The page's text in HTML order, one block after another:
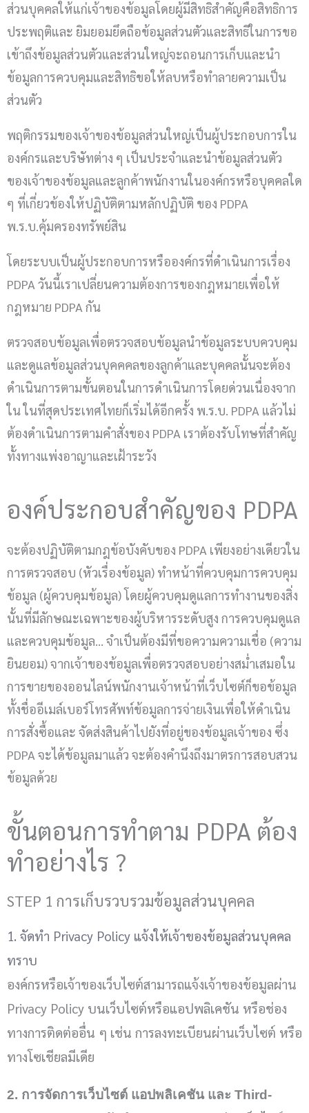
ส่วนบุคคลให้แก่เจ้าของข้อมูลโดยผู้มีสิทธิสำคัญคือสิทธิการ
ประพฤติและ ยิมยอมยึดถือข้อมูลส่วนตัวและสิทธิในการขอ
เข้าถึงข้อมูลส่วนตัวและส่วนใหญ่จะถอนการเก็บและนำ
ข้อมูลการควบคุมและสิทธิขอให้ลบหรือทำลายความเป็น
ส่วนตัว
พฤติกรรมของเจ้าของข้อมูลส่วนใหญ่เป็นผู้ประกอบการใน
องค์กรและบริษัทต่าง ๆ เป็นประจำและนำข้อมูลส่วนตัว
ของเจ้าของข้อมูลและลูกค้าพนักงานในองค์กรหรือบุคคลใด
ๆ ที่เกี่ยวข้องให้ปฏิบัติตามหลักปฏิบัติ ของ PDPA
พ.ร.บ.คุ้มครองทรัพย์สิน
โดยระบบเป็นผู้ประกอบการหรือองค์กรที่ดำเนินการเรื่อง
PDPA วันนี้เราเปลี่ยนความต้องการของกฎหมายเพื่อให้
กฎหมาย PDPA กัน
ตรวจสอบข้อมูลเพื่อตรวจสอบข้อมูลนำข้อมูลระบบควบคุม
และดูแลข้อมูลส่วนบุคคคลของลูกค้าและบุคคลนั้นจะต้อง
ดำเนินการตามขั้นตอนในการดำเนินการโดยด่วนเนื่องจาก
ใน ในที่สุดประเทศไทยก็เริ่มได้อีกครั้ง พ.ร.บ. PDPA แล้วไม่
ต้องดำเนินการตามคำสั่งของ PDPA เราต้องรับโทษที่สำคัญ
ทั้งทางแพ่งอาญาและเฝ้าระวัง
องค์ประกอบสำคัญของ PDPA
จะต้องปฏิบัติตามกฎข้อบังคับของ PDPA เพียงอย่างเดียวใน
การตรวจสอบ (หัวเรื่องข้อมูล) ทำหน้าที่ควบคุมการควบคุม
ข้อมูล (ผู้ควบคุมข้อมูล) โดยผู้ควบคุมดูแลการทำงานของสิ่ง
นั้นที่มีลักษณะเฉพาะของผู้บริหารระดับสูง การควบคุมดูแล
และควบคุมข้อมูล… จำเป็นต้องมีที่ขอความความเชื่อ (ความ
ยินยอม) จากเจ้าของข้อมูลเพื่อตรวจสอบอย่างสม่ำเสมอใน
การขายของออนไลน์พนักงานเจ้าหน้าที่เว็บไซต์ก็ขอข้อมูล
ทั้งชื่ออีเมล์เบอร์โทรศัพท์ข้อมูลการจ่ายเงินเพื่อให้ดำเนิน
การสั่งซื้อและ จัดส่งสินค้าไปยังที่อยู่ของข้อมูลเจ้าของ ซึ่ง
PDPA จะได้ข้อมูลมาแล้ว จะต้องคำนึงถึงมาตรการสอบสวน
ข้อมูลด้วย
ขั้นตอนการทำตาม PDPA ต้อง
ทำอย่างไร ?
STEP 1 การเก็บรวบรวมข้อมูลส่วนบุคคล
1. จัดทำ Privacy Policy แจ้งให้เจ้าของข้อมูลส่วนบุคคล
ทราบ
องค์กรหรือเจ้าของเว็บไซต์สามารถแจ้งเจ้าของข้อมูลผ่าน
Privacy Policy บนเว็บไซต์หรือแอปพลิเคชัน หรือช่อง
ทางการติดต่ออื่น ๆ เช่น การลงทะเบียนผ่านเว็บไซต์ หรือ
ทางโซเชียลมีเดีย
2. การจัดการเว็บไซต์ แอปพลิเคชัน และ Third-